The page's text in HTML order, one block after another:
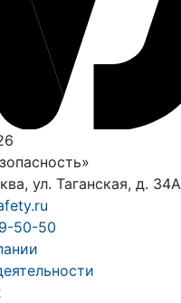
ул. Таганская, д. 34А
50-50